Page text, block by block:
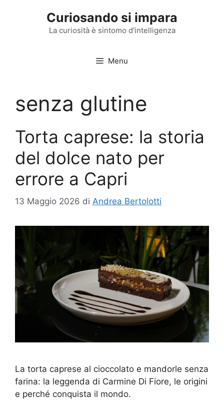
Curiosando si impara
La curiosità è sintomo d'intelligenza
Menu
senza glutine
Torta caprese: la storia
del dolce nato per
errore a Capri
13 Maggio 2026 di Andrea Bertolotti
La torta caprese al cioccolato e mandorle senza
farina: la leggenda di Carmine Di Fiore, le origini
e perché conquista il mondo.